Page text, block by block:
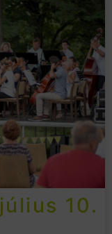
július 10.